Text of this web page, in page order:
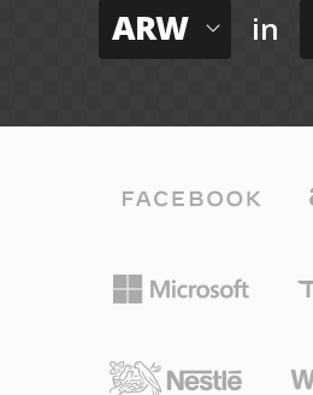
ARW in